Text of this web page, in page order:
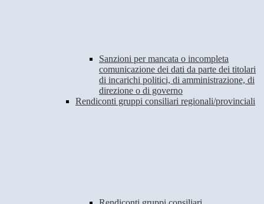
Sanzioni per mancata o incompleta
comunicazione dei dati da parte dei titolari
di incarichi politici, di amministrazione, di
direzione o di governo
Rendiconti gruppi consiliari regionali/provinciali